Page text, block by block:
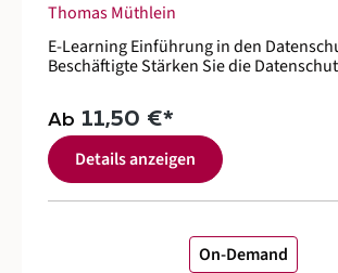
Thomas Müthlein
E-Learning Einführung in den
Beschäftigte Stärken Sie die Datenschutz-Awareness
Abschlussquiz und Teilnahmezertifikat Datenschutz
gelingt nur, wenn er von allen
Mit diesem E-Learning sensibilisieren
Beschäftigten für den bewussten
personenbezogenen Daten – und
Schulungsverpflichtung nach. Ihr Browser
GDD-Expert:innen
verständlich für Belegschaft und
Ab 11,50 €*
Details anzeigen
On-Demand